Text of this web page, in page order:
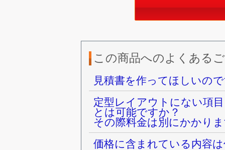
この商品へのよくある
見積書を作ってほしいの
定型レイアウトにない項
とは可能ですか？
その際料金は別にかかり
価格に含まれている内容